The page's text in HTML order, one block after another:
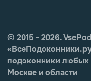
© 2015 - 2026.
подоконники любых
Москве и области